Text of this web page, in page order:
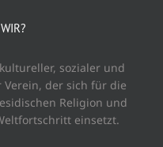
sozialer und
der sich für die
Religion und
einsetzt.